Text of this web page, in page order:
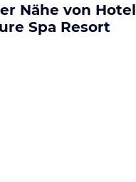
Nähe von Hotel
Spa Resort